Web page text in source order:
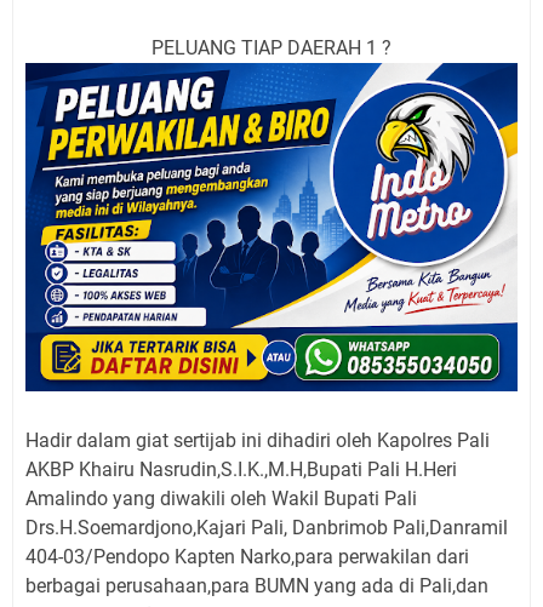
PELUANG TIAP DAERAH 1 ?
Hadir dalam giat sertijab ini dihadiri oleh Kapolres Pali
AKBP Khairu Nasrudin,S.I.K.,M.H,Bupati Pali H.Heri
Amalindo yang diwakili oleh Wakil Bupati Pali
Drs.H.Soemardjono,Kajari Pali, Danbrimob Pali,Danramil
404-03/Pendopo Kapten Narko,para perwakilan dari
berbagai perusahaan,para BUMN yang ada di Pali,dan